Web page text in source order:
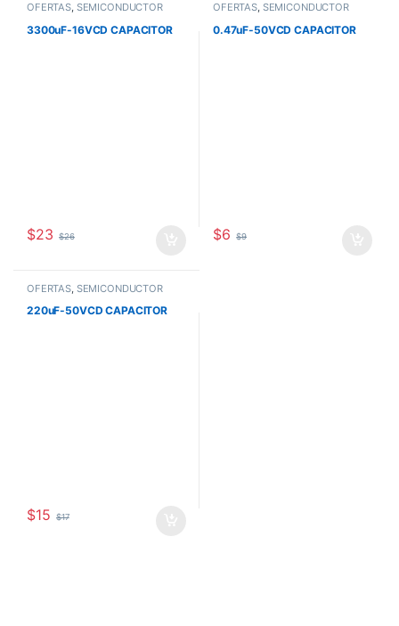
OFERTAS, SEMICONDUCTOR
3300uF-16VCD CAPACITOR
$23 $26
OFERTAS, SEMICONDUCTOR
0.47uF-50VCD CAPACITOR
$6 $9
OFERTAS SEMICONDUCTOR
220uF-50VCD CAPACITOR
$15 $17